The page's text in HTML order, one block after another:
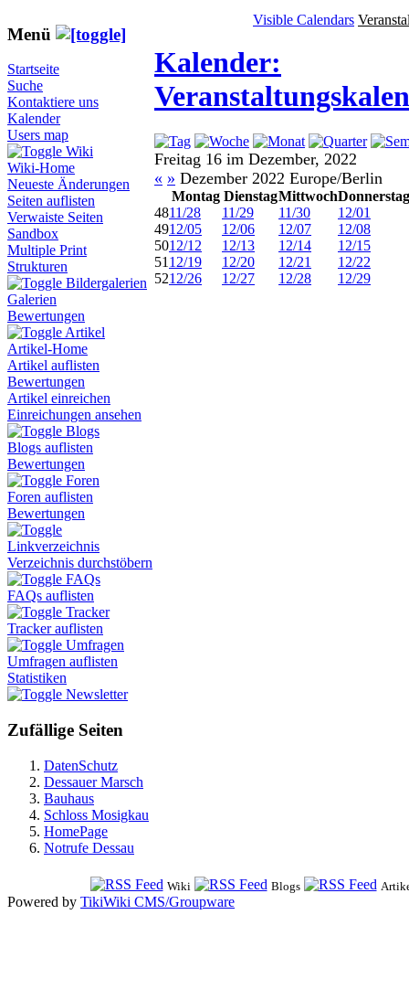
Menü
Startseite
Suche
Kontaktiere uns
Kalender
Users map
Wiki
Wiki-Home
Neueste Änderungen
Seiten auflisten
Verwaiste Seiten
Sandbox
Multiple Print
Strukturen
Bildergalerien
Galerien
Bewertungen
Artikel
Artikel-Home
Artikel auflisten
Bewertungen
Artikel einreichen
Einreichungen ansehen
Blogs
Blogs auflisten
Bewertungen
Foren
Foren auflisten
Bewertungen
Linkverzeichnis
Verzeichnis durchstöbern
FAQs
FAQs auflisten
Tracker
Tracker auflisten
Umfragen
Umfragen auflisten
Statistiken
Newsletter
Zufällige Seiten
DatenSchutz
Dessauer Marsch
Bauhaus
Schloss Mosigkau
HomePage
Notrufe Dessau
Visible Calendars
Kalender:
Freitag 16 im Dezember, 2022
« » Dezember 2022 Europe/Berlin
Montag DienstagMittwochDonnerstag
4811/28 11/29 11/30
12/01
4912/05 12/06 12/07
12/08
5012/12 12/13 12/14
12/15
51 12/19 12/20 12/21
12/22
5212/26 12/27 12/28 12/29
Wiki Blogs
Powered by TikiWiki CMS/Groupware